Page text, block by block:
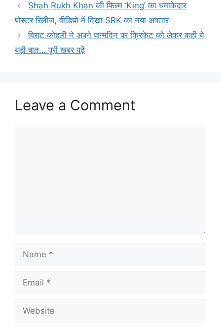
Shah Rukh Khan की फिल्म ‘King’ का धमाकेदार
पोस्टर रिलीज, वीडियो में दिखा SRK का नया अवतार
विराट कोहली ने अपने जन्मदिन पर क्रिकेट को लेकर कही ये
बड़ी बात… पूरी खबर पढ़ें
Leave a Comment
Name
Email
Website